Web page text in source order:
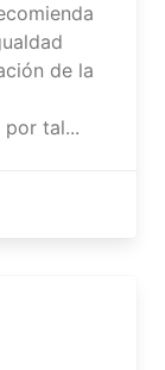
de la
tal...